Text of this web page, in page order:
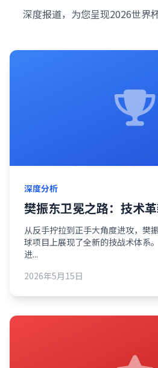
深度报道，为您呈现2026世界
深度分析
樊振东卫冕之路：技术
从反手拧拉到正手大角度进攻，樊
球项目上展现了全新的技战术体系
进...
2026年5月15日